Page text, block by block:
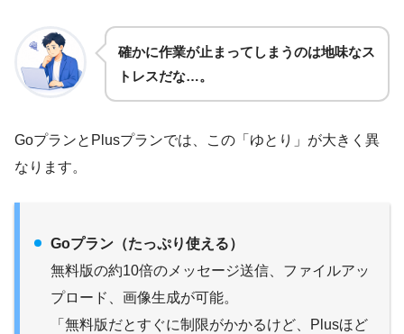
確かに作業が止まってしまうのは地味なス
トレスだな…。
GoプランとPlusプランでは、この「ゆとり」が大きく異
なります。
Goプラン（たっぷり使える）
無料版の約10倍のメッセージ送信、ファイルアッ
プロード、画像生成が可能。
「無料版だとすぐに制限がかかるけど、Plusほど